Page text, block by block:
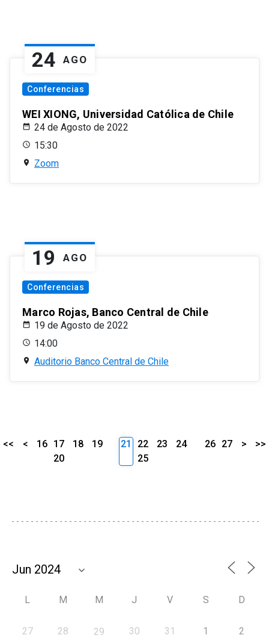
24 AGO
Conferencias
WEI XIONG, Universidad Católica de Chile
24 de Agosto de 2022
15:30
Zoom
19 AGO
Conferencias
Marco Rojas, Banco Central de Chile
19 de Agosto de 2022
14:00
Auditorio Banco Central de Chile
<< < 16 17 18
19
20
21 22 23
24
25
26 27 > >>
L M M J V S D
27 28 29 30 31 1 2